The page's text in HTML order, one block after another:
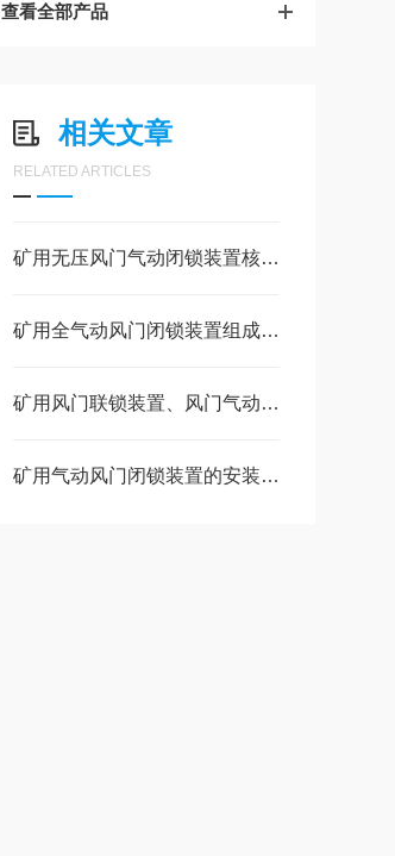
查看全部产品
相关文章
RELATED ARTICLES
矿用无压风门气动闭锁装置核心作用整套组成部件
矿用全气动风门闭锁装置组成部件和工作原理
矿用风门联锁装置、风门气动闭锁装置的作用是什么
矿用气动风门闭锁装置的安装步骤